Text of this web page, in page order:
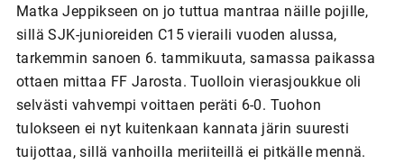
Matka Jeppikseen on jo tuttua mantraa näille pojille,
sillä SJK-junioreiden C15 vieraili vuoden alussa,
tarkemmin sanoen 6. tammikuuta, samassa paikassa
ottaen mittaa FF Jarosta. Tuolloin vierasjoukkue oli
selvästi vahvempi voittaen peräti 6-0. Tuohon
tulokseen ei nyt kuitenkaan kannata järin suuresti
tuijottaa, sillä vanhoilla meriiteillä ei pitkälle mennä.